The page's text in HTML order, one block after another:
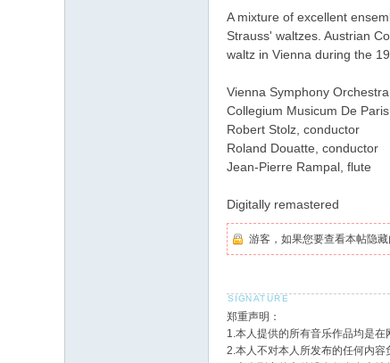
A mixture of excellent
Strauss' waltzes. Austrian
waltz in Vienna during the
Vienna Symphony Orchestra
Collegium Musicum De Paris
Robert Stolz, conductor
Roland Douatte, conductor
Jean-Pierre Rampal, flute
Digitally remastered
游客，如果您要查看本帖隐
郑重声明：
1.本人提供的所有音乐作品均是
2.本人不对本人所发布的任何内